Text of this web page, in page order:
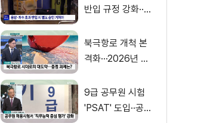
반입 규정 강화··
북극항로 개척 본
격화···2026년 해
은?
9급 공무원 시험
'PSAT' 도입··공정